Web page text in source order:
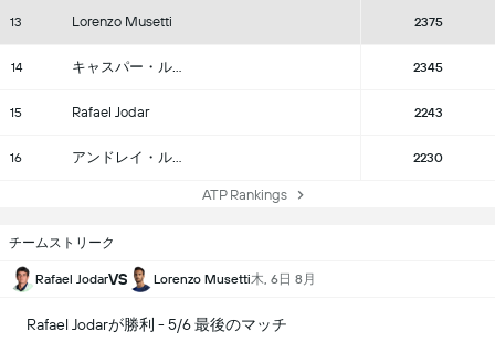
13 Lorenzo Musetti 2375
14 キャスパー・ルー 2345
15 Rafael Jodar 2243
16 アンドレイ・ルブレフ 2230
ATP Rankings
チームストリーク
Rafael JodarVS Lorenzo Musetti木, 6日 8月
Rafael Jodarが勝利 - 5/6 最後のマッチ